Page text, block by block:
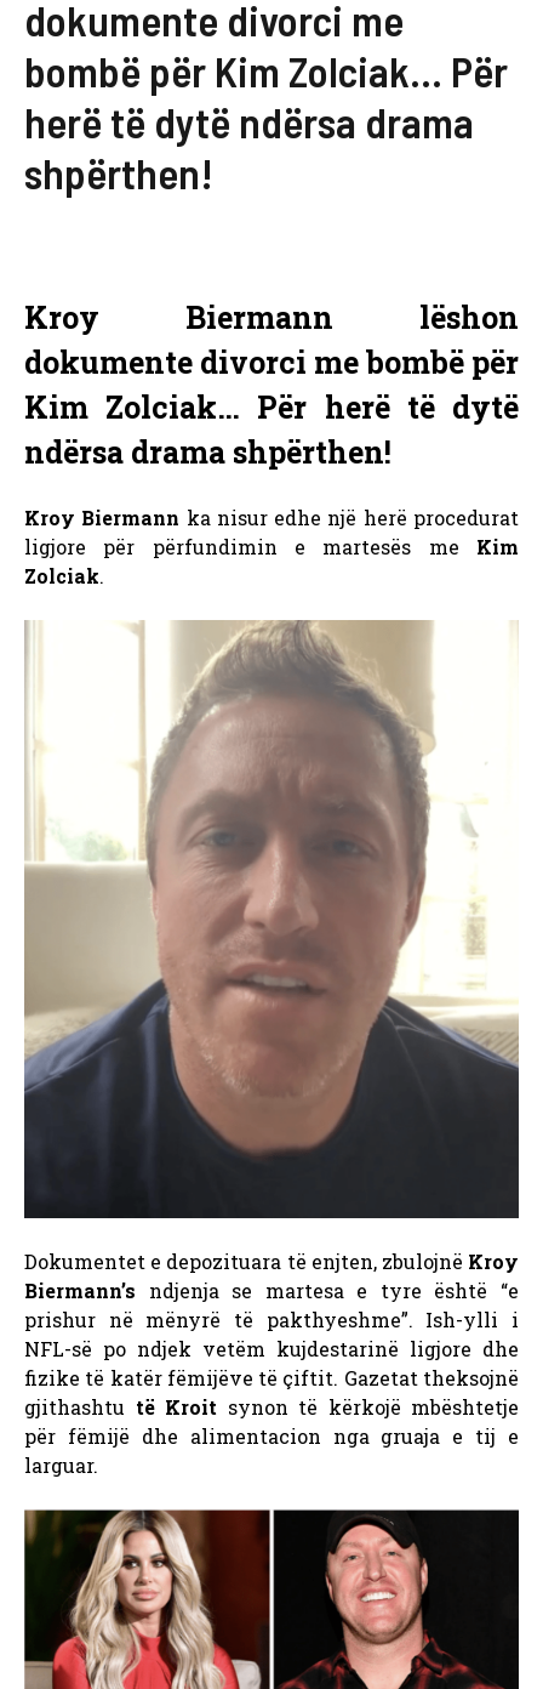
dokumente divorci me
bombë për Kim Zolciak… Për
herë të dytë ndërsa drama
shpërthen!
Kroy Biermann lëshon
dokumente divorci me bombë për
Kim Zolciak… Për herë të dytë
ndërsa drama shpërthen!
Kroy Biermann ka nisur edhe një herë procedurat
ligjore për përfundimin e martesës me Kim
Zolciak.
Dokumentet e depozituara të enjten, zbulojnë Kroy
Biermann’s ndjenja se martesa e tyre është “e
prishur në mënyrë të pakthyeshme”. Ish-ylli i
NFL-së po ndjek vetëm kujdestarinë ligjore dhe
fizike të katër fëmijëve të çiftit. Gazetat theksojnë
gjithashtu të Kroit synon të kërkojë mbështetje
për fëmijë dhe alimentacion nga gruaja e tij e
larguar.